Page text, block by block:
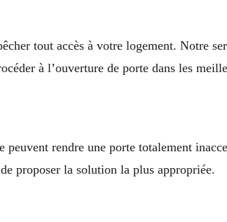
tout accès à votre logement. Notre
à l’ouverture de porte dans les
peuvent rendre une porte totalement
proposer la solution la plus appropriée.